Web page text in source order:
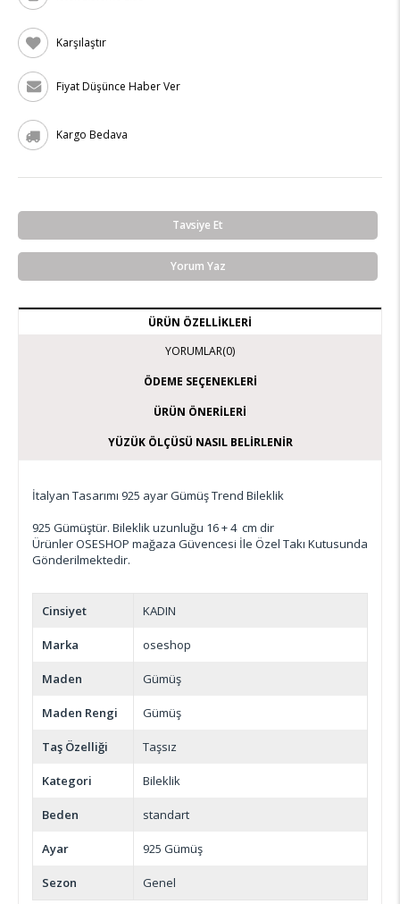
Karşılaştır
Fiyat Düşünce Haber Ver
Kargo Bedava
Tavsiye Et
Yorum Yaz
ÜRÜN ÖZELLIKLERI
YORUMLAR(0)
ÖDEME SEÇENEKLERI
ÜRÜN ÖNERILERI
YÜZÜK ÖLÇÜSÜ NASIL BELIRLENIR
İtalyan Tasarımı 925 ayar Gümüş Trend Bileklik
925 Gümüştür. Bileklik uzunluğu 16 + 4 cm dir
Ürünler OSESHOP mağaza Güvencesi İle Özel Takı Kutusunda
Gönderilmektedir.
Cinsiyet KADIN
Marka oseshop
Maden Gümüş
Maden Rengi Gümüş
Taş Özelliği Taşsız
Kategori Bileklik
Beden standart
Ayar 925 Gümüş
Sezon Genel